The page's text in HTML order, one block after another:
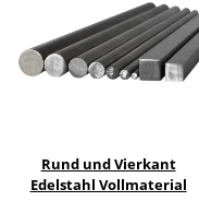
Rund und Vierkant
Edelstahl Vollmaterial